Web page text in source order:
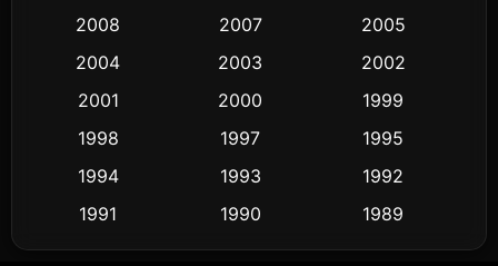
Crime อาชญากรรม 530
Cult Film
Dance เต้น
Detective สืบสวน
2008
2007
2005
2004
2003
2002
2001
2000
1999
1998
1997
1995
1994
1993
1992
1991
1990
1989
1988
1986
1985